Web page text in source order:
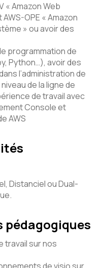
« Amazon Web
OPE « Amazon
» ou avoir des
programmation de
Python…), avoir des
l’administration de
de la ligne de
de travail avec
Console et
AWS
Distanciel ou Dual-
pédagogiques
travail sur nos